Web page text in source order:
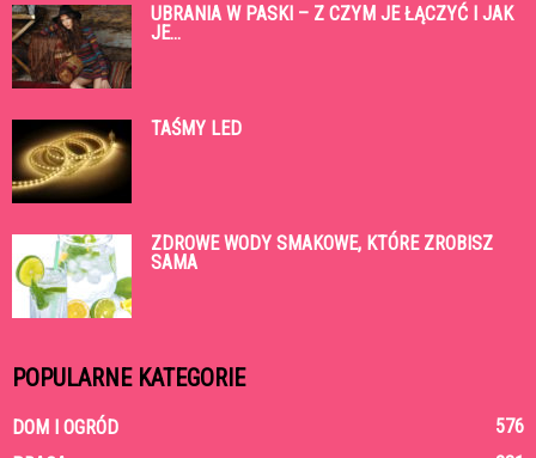
UBRANIA W PASKI – Z CZYM JE ŁĄCZYĆ I JAK
JE...
TAŚMY LED
ZDROWE WODY SMAKOWE, KTÓRE ZROBISZ
SAMA
POPULARNE KATEGORIE
DOM I OGRÓD
576